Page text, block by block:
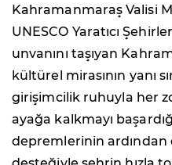
Kahramanmaraş Valisi
UNESCO Yaratıcı
unvanını taşıyan
kültürel mirasının yanı
girişimcilik ruhuyla her
ayağa kalkmayı
depremlerinin ardından